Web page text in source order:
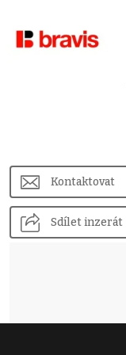
Kontaktovat
Sdílet inzerát